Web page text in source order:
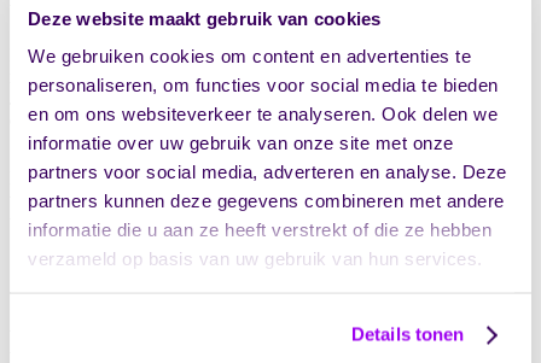
Deze website maakt gebruik van cookies
We gebruiken cookies om content en advertenties te
personaliseren, om functies voor social media te bieden
en om ons websiteverkeer te analyseren. Ook delen we
informatie over uw gebruik van onze site met onze
partners voor social media, adverteren en analyse. Deze
partners kunnen deze gegevens combineren met andere
informatie die u aan ze heeft verstrekt of die ze hebben
verzameld op basis van uw gebruik van hun services.
Details tonen
Werken met BBL‑leerlingen
Stagiairs begeleiden binnen erkende leertrajecten
Investeren in het opleiden en ontwikkelen van (toekomstige)
medewerkers
Juist voor MKB‑ondernemers is dit een mooie kans om een deel van
de opleidingskosten terug te krijgen.
Let op: de subsidie wordt achteraf aangevraagd. Je ontvangt dus een
vergoeding voor begeleiding die al heeft plaatsgevonden, niet voor
toekomstige leerplaatsen.